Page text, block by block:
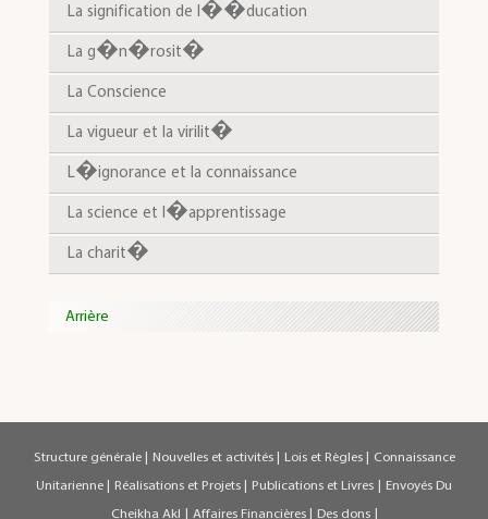
La signification de l��ducation
La g�n�rosit�
La Conscience
La vigueur et la virilit�
L�ignorance et la connaissance
La science et l�apprentissage
La charit�
Arrière
Structure générale | Nouvelles et activités | Lois et Règles | Connaissance
Unitarienne | Réalisations et Projets | Publications et Livres | Envoyés Du
Cheikha Akl | Affaires Financières | Des dons |